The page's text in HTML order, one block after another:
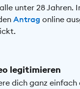
unter 28 Jahren.
Antrag online
legitimieren
dich ganz einfach